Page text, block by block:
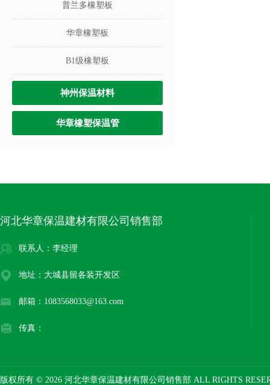
普兰多橡塑板
华章橡塑板
B1级橡塑板
神州保温材料
华章橡塑保温管
河北华章保温建材有限公司销售部
联系人：李经理
地址：大城县留各装开发区
邮箱：1083568033@163.com
传真：
版权所有 © 2026 河北华章保温建材有限公司销售部 ALL RIGHTS